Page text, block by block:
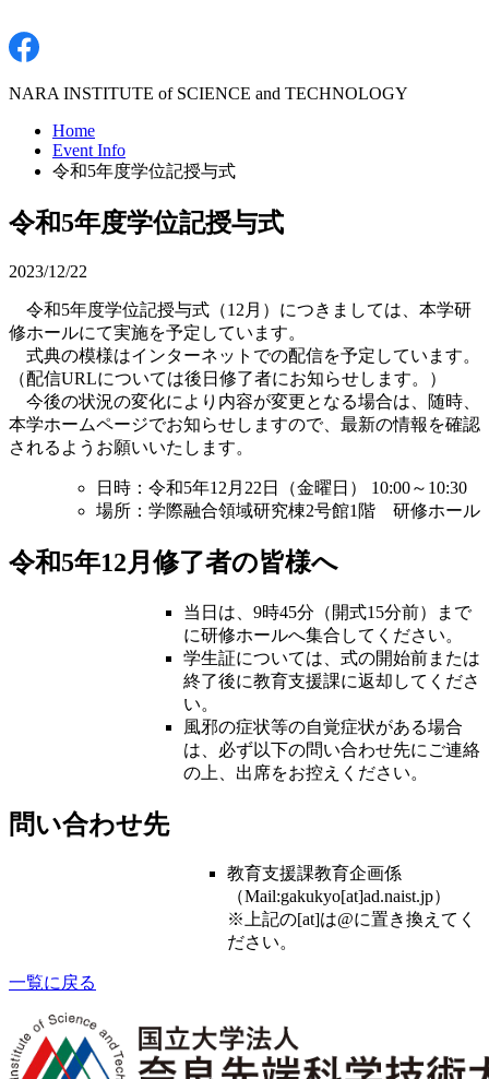
NARA INSTITUTE of SCIENCE and TECHNOLOGY
Home
Event Info
令和5年度学位記授与式
令和5年度学位記授与式
2023/12/22
令和5年度学位記授与式（12月）につきましては、本学研
修ホールにて実施を予定しています。
式典の模様はインターネットでの配信を予定しています。
（配信URLについては後日修了者にお知らせします。）
今後の状況の変化により内容が変更となる場合は、随時、
本学ホームページでお知らせしますので、最新の情報を確認
されるようお願いいたします。
日時：令和5年12月22日（金曜日） 10:00～10:30
場所：学際融合領域研究棟2号館1階 研修ホール
令和5年12月修了者の皆様へ
当日は、9時45分（開式15分前）まで
に研修ホールへ集合してください。
学生証については、式の開始前または
終了後に教育支援課に返却してくださ
い。
風邪の症状等の自覚症状がある場合
は、必ず以下の問い合わせ先にご連絡
の上、出席をお控えください。
問い合わせ先
教育支援課教育企画係
（Mail:gakukyo[at]ad.naist.jp）
※上記の[at]は@に置き換えてく
ださい。
一覧に戻る